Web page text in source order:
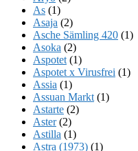
As (1)
Asaja (2)
Asche Sämling 420 (1)
Asoka (2)
Aspotet (1)
Aspotet x Virusfrei (1)
Assia (1)
Assuan Markt (1)
Astarte (2)
Aster(2)
Astilla (1)
Astra (1973) (1)